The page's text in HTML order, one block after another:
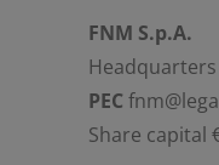
FNM S.p.A.
Headquarters
PEC
Share capital